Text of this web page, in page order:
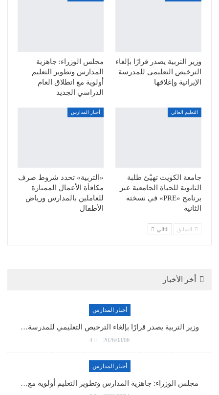
وزير التربية يصدر قرارًا بإلغاء
الترخيص التعليمي للمدرسة
الإيرانية وإغلاقها
مجلس الوزراء: جاهزية
المدارس وتطوير التعليم
أولوية مع انطلاق العام
الدراسي الجديد
التعليم العالي
جامعة الكويت تهيّئ طلبة
الثانوية للحياة الجامعية عبر
برنامج «PRE» في نسخته
الثانية
أخبار المدارس
«التربية» تحدد شروط صرف
مكافأة الأعمال الممتازة
للعاملين بالمدارس ورياض
الأطفال
السابق التالي
أخر الأخبار
أخبار المدارس
وزير التربية يصدر قرارًا بإلغاء الترخيص التعليمي للمدرسة…
2026/08/06
4
أخبار المدارس
مجلس الوزراء: جاهزية المدارس وتطوير التعليم أولوية مع…